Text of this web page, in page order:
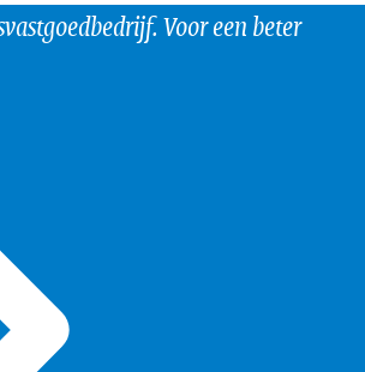
Voor een beter